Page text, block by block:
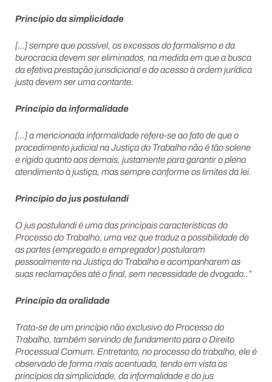
Princípio da simplicidade
[…] sempre que possível, os excessos do formalismo e da
burocracia devem ser eliminados, na medida em que a busca
da efetiva prestação jurisdicional e do acesso à ordem jurídica
justa devem ser uma contante.
Princípio da informalidade
[…] a mencionada informalidade refere-se ao fato de que o
procedimento judicial na Justiça do Trabalho não é tão solene
e rígido quanto aos demais, justamente para garantir o pleno
atendimento à justiça, mas sempre conforme os limites da lei.
Princípio do jus postulandi
O jus postulandi é uma das principais características do
Processo do Trabalho, uma vez que traduz a possibilidade de
as partes (empregado e empregador) postularam
pessoalmente na Justiça do Trabalho e acompanharem as
suas reclamações até o final, sem necessidade de dvogado..”
Princípio da oralidade
Trata-se de um princípio não exclusivo do Processo do
Trabalho, também servindo de fundamento para o Direito
Processual Comum. Entretanto, no processo do trabalho, ele é
observado de forma mais acentuada, tendo em vista os
princípios da simplicidade, da informalidade e do jus